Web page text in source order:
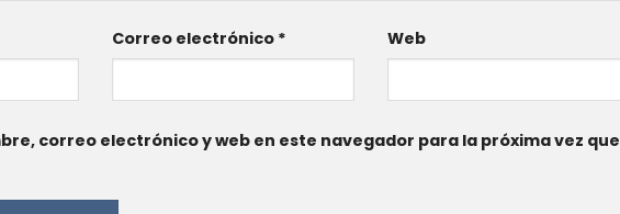
Correo electrónico * Web
correo electrónico y web en este navegador para la próxima vez que